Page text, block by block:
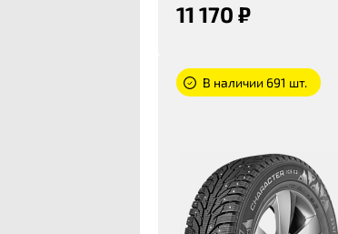
11 170 ₽
В наличии 691 шт.